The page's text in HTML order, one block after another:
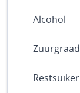
Alcohol
Zuurgraad
Restsuiker